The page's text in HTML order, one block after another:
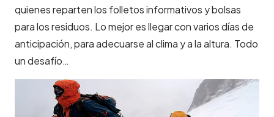
quienes reparten los folletos informativos y bolsas
para los residuos. Lo mejor es llegar con varios días de
anticipación, para adecuarse al clima y a la altura. Todo
un desafío…